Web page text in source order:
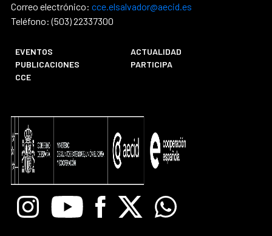
Correo electrónico: cce.elsalvador@aecid.es
Teléfono: (503) 22337300
EVENTOS
ACTUALIDAD
PUBLICACIONES
PARTICIPA
CCE
InstagramYoutube Facebook
X Whatsapp